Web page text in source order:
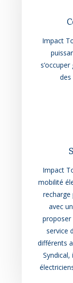
Impact
des
Impact
mobilité
recharge
avec
proposer
service
différents